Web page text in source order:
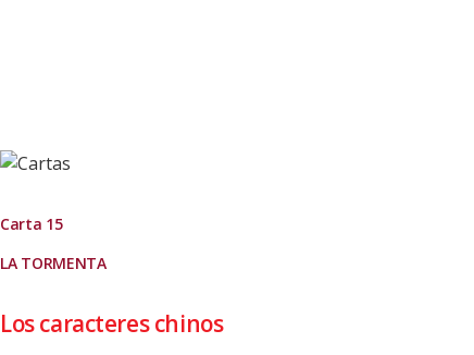
Carta 15
LA TORMENTA
Los caracteres chinos